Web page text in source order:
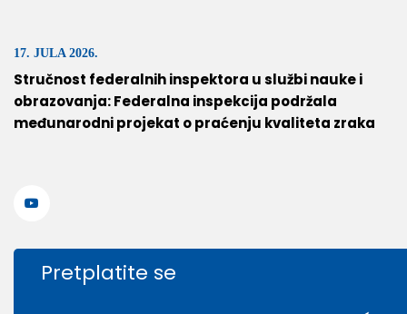
17. JULA 2026.
Stručnost federalnih inspektora u službi nauke i
obrazovanja: Federalna inspekcija podržala
međunarodni projekat o praćenju kvaliteta zraka
Pretplatite se